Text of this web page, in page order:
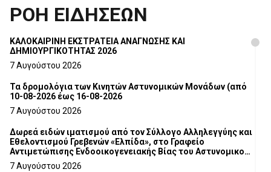
ΡΟΗ ΕΙΔΗΣΕΩΝ
ΚΑΛΟΚΑΙΡΙΝΗ ΕΚΣΤΡΑΤΕΙΑ ΑΝΑΓΝΩΣΗΣ ΚΑΙ
ΔΗΜΙΟΥΡΓΙΚΟΤΗΤΑΣ 2026
7 Αυγούστου 2026
Τα δρομολόγια των Κινητών Αστυνομικών Μονάδων (από
10-08-2026 έως 16-08-2026
7 Αυγούστου 2026
Δωρεά ειδών ιματισμού από τον Σύλλογο Αλληλεγγύης και
Εθελοντισμού Γρεβενών «Ελπίδα», στο Γραφείο
Αντιμετώπισης Ενδοοικογενειακής Βίας του Αστυνομικού
Τμήματος Γρεβενών
7 Αυγούστου 2026